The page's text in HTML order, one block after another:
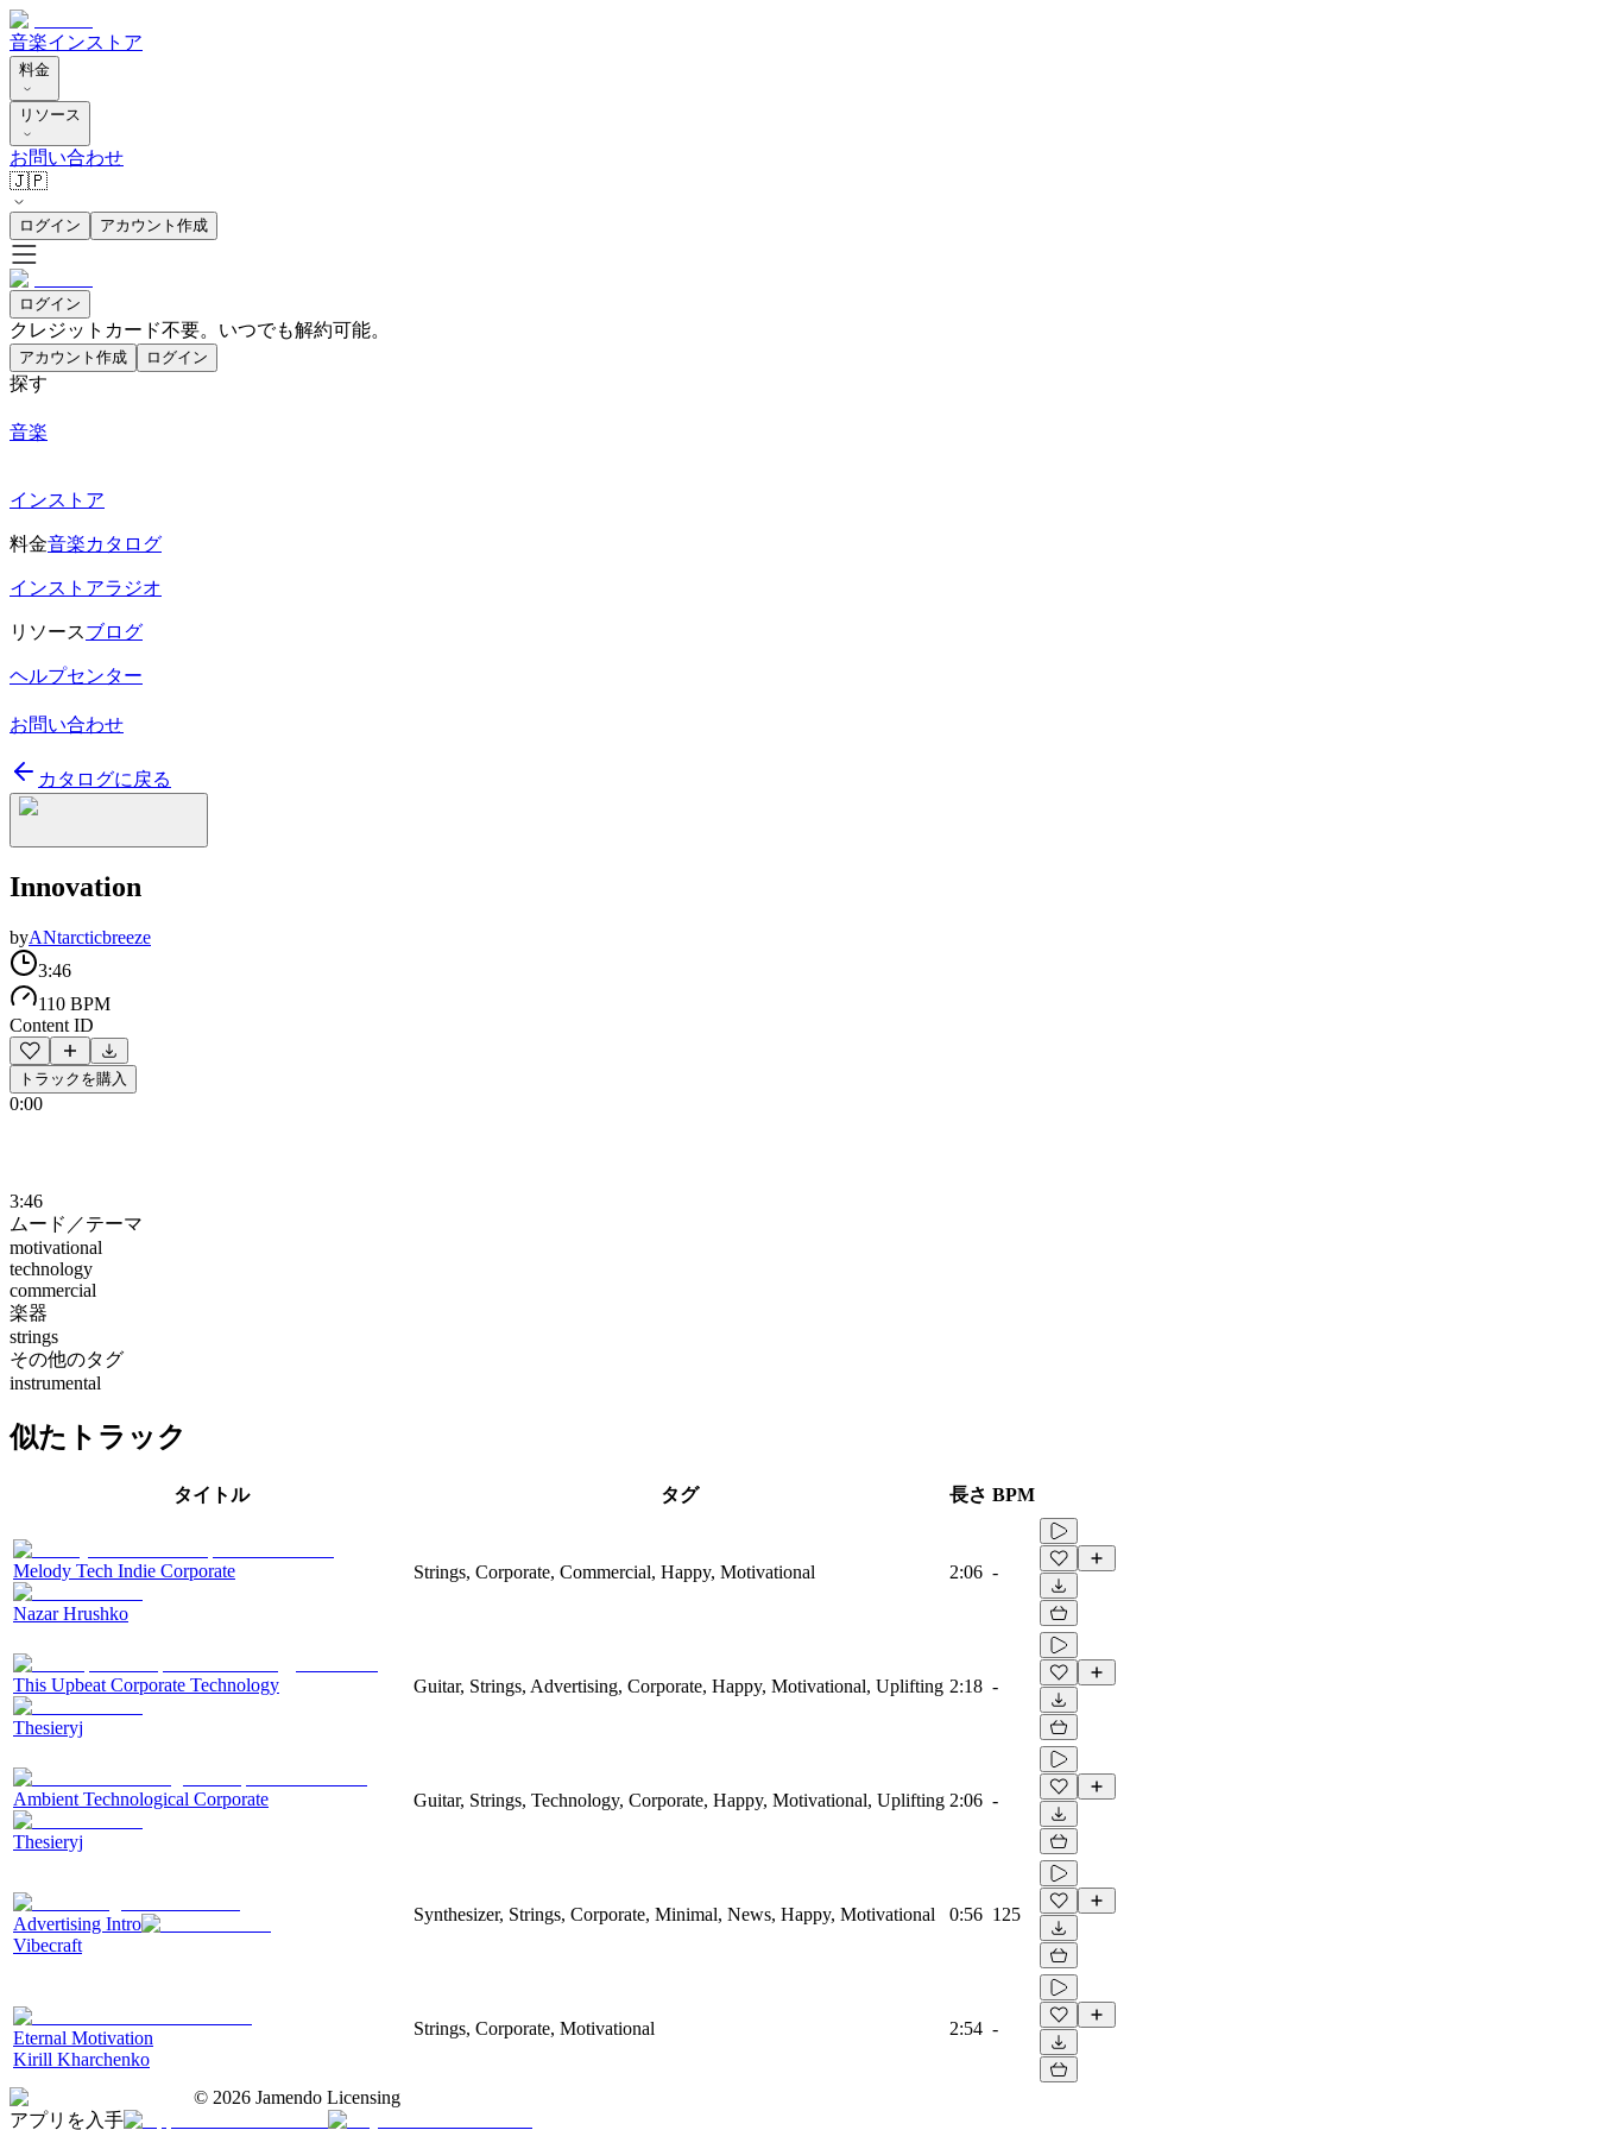
音楽インストア
料金
リソース
お問い合わせ
🇯🇵
ログイン アカウント作成
ログイン
クレジットカード不要。いつでも解約可能。
アカウント作成 ログイン
探す
音楽
インストア
料金音楽カタログ
インストアラジオ
リソースブログ
ヘルプセンター
お問い合わせ
カタログに戻る
Innovation
byANtarcticbreeze
3:46
110 BPM
Content ID
トラックを購入
0:00
3:46
ムード／テーマ
motivational
technology
commercial
楽器
strings
その他のタグ
instrumental
似たトラック
タイトル タグ 長さ BPM
Melody Tech Indie Corporate
Nazar Hrushko
Strings, Corporate, Commercial, Happy, Motivational 2:06 -
This Upbeat Corporate Technology
Thesieryj
Guitar, Strings, Advertising, Corporate, Happy, Motivational, Uplifting 2:18 -
Ambient Technological Corporate
Thesieryj
Guitar, Strings, Technology, Corporate, Happy, Motivational, Uplifting 2:06 -
Advertising Intro
Vibecraft
Synthesizer, Strings, Corporate, Minimal, News, Happy, Motivational 0:56 125
Eternal Motivation
Kirill Kharchenko
Strings, Corporate, Motivational 2:54 -
© 2026 Jamendo Licensing
アプリを入手